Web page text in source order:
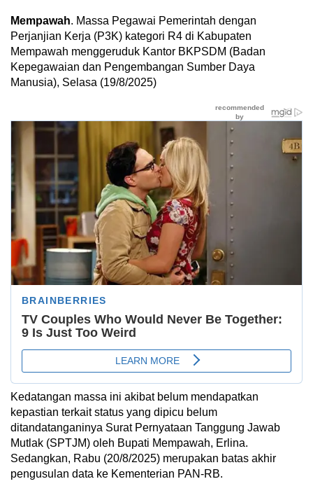
Mempawah. Massa Pegawai Pemerintah dengan
Perjanjian Kerja (P3K) kategori R4 di Kabupaten
Mempawah menggeruduk Kantor BKPSDM (Badan
Kepegawaian dan Pengembangan Sumber Daya
Manusia), Selasa (19/8/2025)
Kedatangan massa ini akibat belum mendapatkan
kepastian terkait status yang dipicu belum
ditandatanganinya Surat Pernyataan Tanggung Jawab
Mutlak (SPTJM) oleh Bupati Mempawah, Erlina.
Sedangkan, Rabu (20/8/2025) merupakan batas akhir
pengusulan data ke Kementerian PAN-RB.